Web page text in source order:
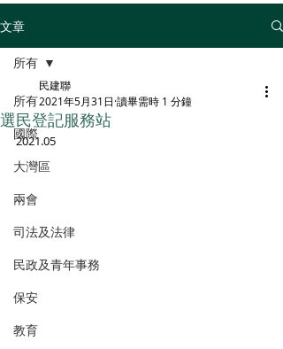
文章
所有
國際
大灣區
兩會
司法及法律
民政及青年事務
保安
教育
所有
選民登記服務站
民建聯
2021年5月31日 讀畢需時 1 分鐘
2021.05